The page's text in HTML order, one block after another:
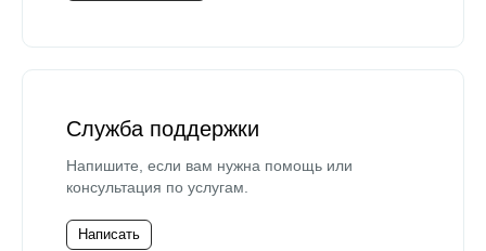
Служба поддержки
Напишите, если вам нужна помощь или
консультация по услугам.
Написать